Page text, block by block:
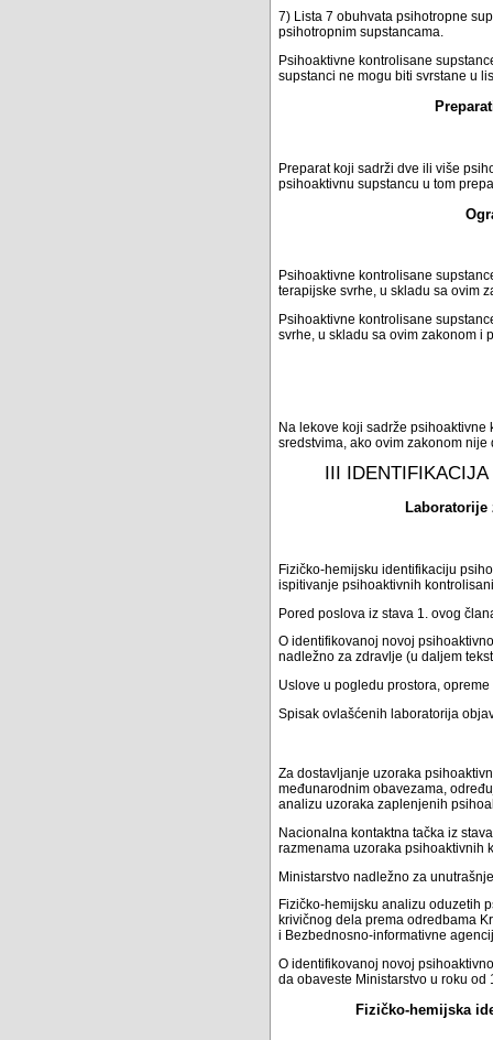
7) Lista 7 obuhvata psihotropne
psihotropnim supstancama.
Psihoaktivne kontrolisane
supstanci ne mogu biti svrstane u
Preparat koji sadrži dve ili više
psihoaktivnu supstancu u tom
Psihoaktivne kontrolisane
terapijske svrhe, u skladu sa ovim
Psihoaktivne kontrolisane
svrhe, u skladu sa ovim zakonom i
Na lekove koji sadrže
sredstvima, ako ovim zakonom
III
Fizičko-hemijsku identifikaciju
ispitivanje psihoaktivnih
Pored poslova iz stava 1. ovog
O identifikovanoj novoj
nadležno za zdravlje (u daljem
Uslove u pogledu prostora,
Spisak ovlašćenih laboratorija
Za dostavljanje uzoraka
međunarodnim obavezama,
analizu uzoraka zaplenjenih
Nacionalna kontaktna tačka iz
razmenama uzoraka psihoaktivnih
Ministarstvo nadležno za
Fizičko-hemijsku analizu oduzetih
krivičnog dela prema odredbama
i Bezbednosno-informativne
O identifikovanoj novoj
da obaveste Ministarstvo u roku
Fizičko-hemijska